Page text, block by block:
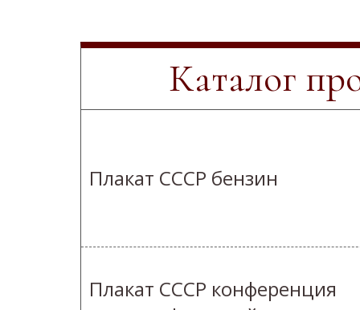
Каталог
Плакат СССР бензин
Плакат СССР конференция